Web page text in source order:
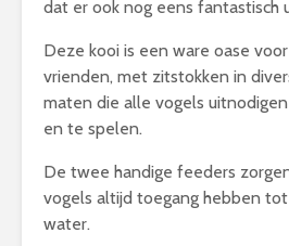
dat er ook nog eens fantastisch
Deze kooi is een ware oase
vrienden, met zitstokken in
maten die alle vogels
en te spelen.
De twee handige feeders
vogels altijd toegang hebben
water.